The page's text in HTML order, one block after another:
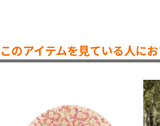
このアイテムを見ている人に